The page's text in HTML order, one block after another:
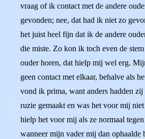
vraag of ik contact met de andere
gevonden; nee, dat had ik niet zo
het juist heel fijn dat ik de andere
die miste. Zo kon ik toch even de
ouder horen, dat hielp mij wel erg.
geen contact met elkaar, behalve als
vond ik prima, want anders hadden zij
ruzie gemaakt en was het voor mij
hielp het voor mij als ze normaal
wanneer mijn vader mij dan ophaalde